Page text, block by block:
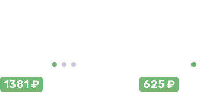
1381 ₽ 625 ₽